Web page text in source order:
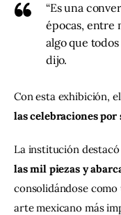
“Es una
épocas, entre
algo que
dijo.
Con esta exhibición,
las celebraciones por
La institución
las mil piezas y
consolidándose como
arte mexicano más